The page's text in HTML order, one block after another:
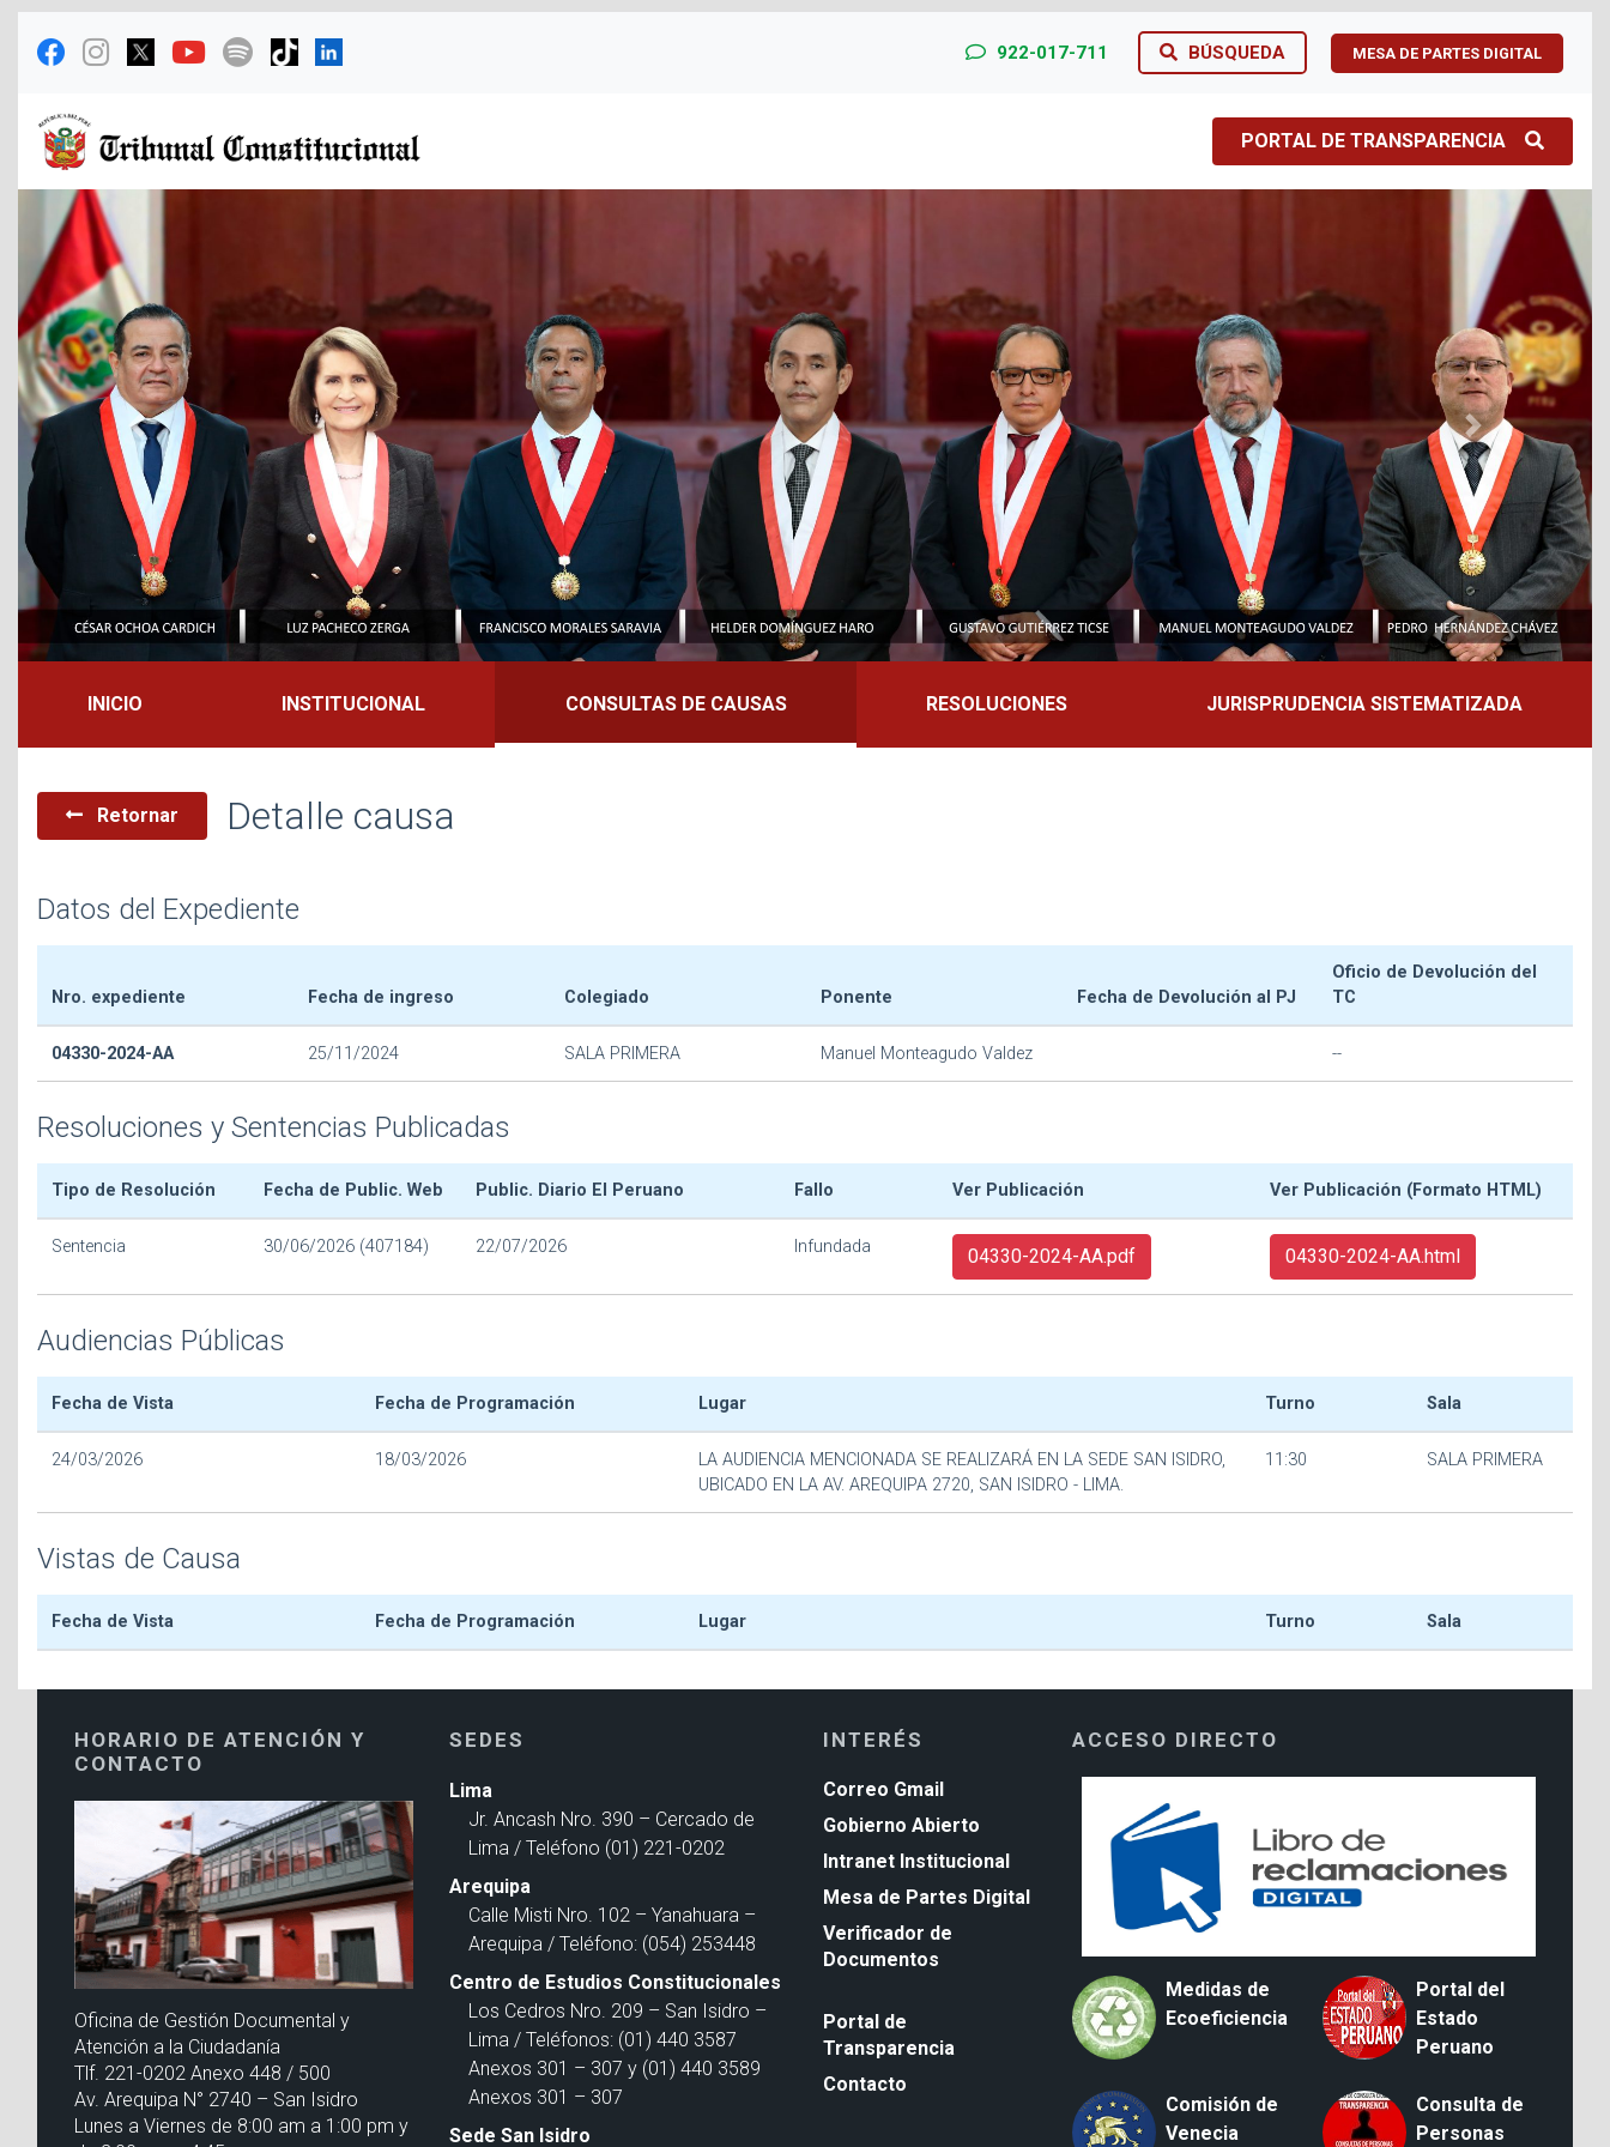
922-017-711 BÚSQUEDA MESA DE PARTES DIGITAL
PORTAL DE TRANSPARENCIA
Previous Next
INICIO INSTITUCIONAL CONSULTAS DE CAUSAS RESOLUCIONES JURISPRUDENCIA SISTEMATIZADA
Retornar Detalle causa
Datos del Expediente
Nro. expediente Fecha de ingreso Colegiado Ponente Fecha de Devolución al PJ
Oficio de Devolución del
TC
04330-2024-AA 25/11/2024 SALA PRIMERA Manuel Monteagudo Valdez --
Resoluciones y Sentencias Publicadas
Tipo de Resolución Fecha de Public. Web Public. Diario El Peruano Fallo Ver Publicación Ver Publicación (Formato HTML)
Sentencia 30/06/2026 (407184) 22/07/2026 Infundada 04330-2024-AA.pdf 04330-2024-AA.html
Audiencias Públicas
Fecha de Vista Fecha de Programación Lugar Turno Sala
24/03/2026 18/03/2026
LA AUDIENCIA MENCIONADA SE REALIZARÁ EN LA SEDE SAN ISIDRO,
UBICADO EN LA AV. AREQUIPA 2720, SAN ISIDRO - LIMA.
11:30 SALA PRIMERA
Vistas de Causa
Fecha de Vista Fecha de Programación Lugar Turno Sala
HORARIO DE ATENCIÓN Y
CONTACTO
Oficina de Gestión Documental y
Atención a la Ciudadanía
Tlf. 221-0202 Anexo 448 / 500
Av. Arequipa N° 2740 – San Isidro
Lunes a Viernes de 8:00 am a 1:00 pm y
SEDES
Lima
Jr. Ancash Nro. 390 – Cercado de
Lima / Teléfono (01) 221-0202
Arequipa
Calle Misti Nro. 102 – Yanahuara –
Arequipa / Teléfono: (054) 253448
Centro de Estudios Constitucionales
Los Cedros Nro. 209 – San Isidro –
Lima / Teléfonos: (01) 440 3587
Anexos 301 – 307 y (01) 440 3589
Anexos 301 – 307
Sede San Isidro
INTERÉS
Correo Gmail
Gobierno Abierto
Intranet Institucional
Mesa de Partes Digital
Verificador de
Documentos
Portal de
Transparencia
Contacto
ACCESO DIRECTO
Medidas de
Ecoeficiencia
Portal del
Estado
Peruano
Comisión de
Venecia
Consulta de
Personas